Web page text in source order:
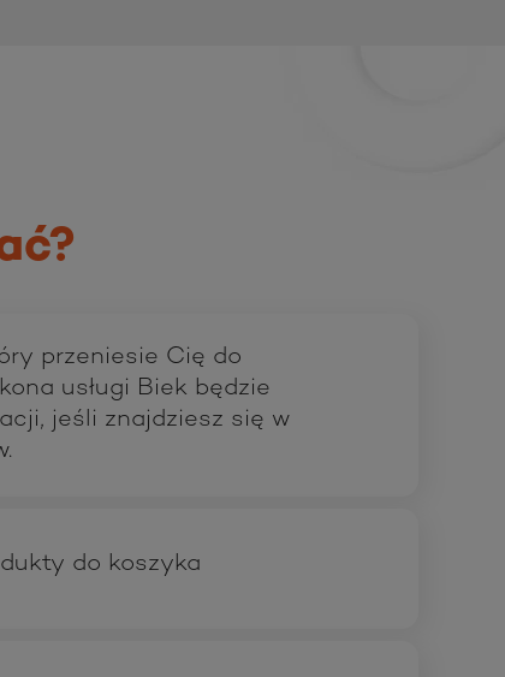
przeniesie Cię do
usługi Biek będzie
jeśli znajdziesz się w
do koszyka